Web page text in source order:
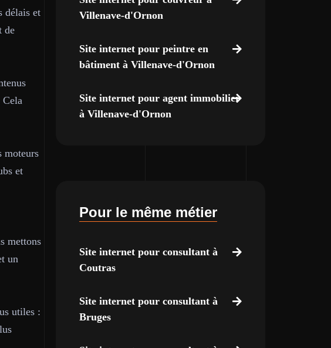
délais et
de
Cela
moteurs
et
mettons
un
utiles :
Villenave-d'Ornon
Site internet pour peintre en
bâtiment à Villenave-d'Ornon
Site internet pour agent immobilier
à Villenave-d'Ornon
Pour le même métier
Site internet pour consultant à
Coutras
Site internet pour consultant à
Bruges